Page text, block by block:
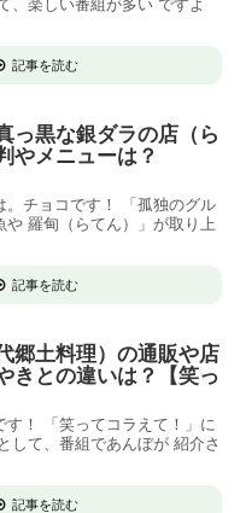
、楽しい番組が多い ですよ
記事を読む
っ黒な銀ダラの店（ら
やメニューは？
。チョコです！ 「孤独のグル
や 羅甸（らてん）」が取り上
記事を読む
郷土料理）の通販や店
きとの違いは？【笑っ
す！ 「笑ってコラえて！」に
して、番組であんぼが 紹介さ
記事を読む